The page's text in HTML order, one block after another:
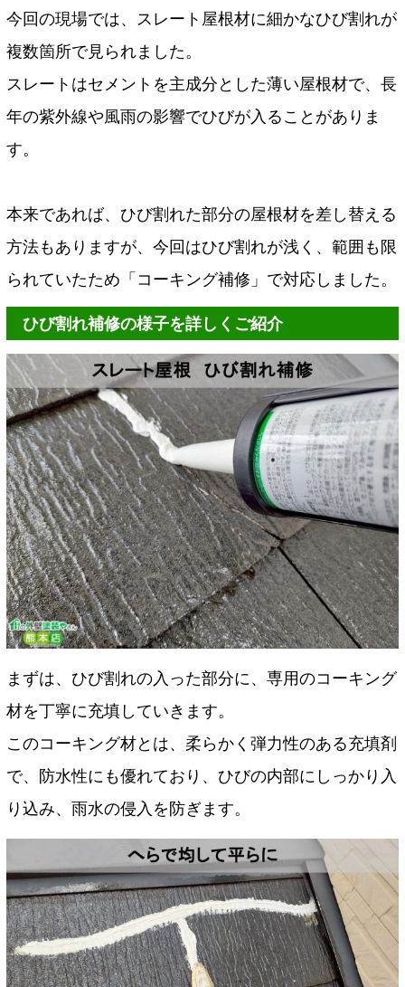
今回の現場では、スレート屋根材に細かなひび割れが
複数箇所で見られました。
スレートはセメントを主成分とした薄い屋根材で、長
年の紫外線や風雨の影響でひびが入ることがありま
す。
本来であれば、ひび割れた部分の屋根材を差し替える
方法もありますが、今回はひび割れが浅く、範囲も限
られていたため「コーキング補修」で対応しました。
ひび割れ補修の様子を詳しくご紹介
まずは、ひび割れの入った部分に、専用のコーキング
材を丁寧に充填していきます。
このコーキング材とは、柔らかく弾力性のある充填剤
で、防水性にも優れており、ひびの内部にしっかり入
り込み、雨水の侵入を防ぎます。